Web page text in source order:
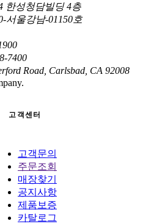
한성청담빌딩 4층
서울강남-01150호
7400
Road, Carlsbad, CA 92008
고객센터
고객문의
주문조회
매장찾기
공지사항
제품보증
카탈로그